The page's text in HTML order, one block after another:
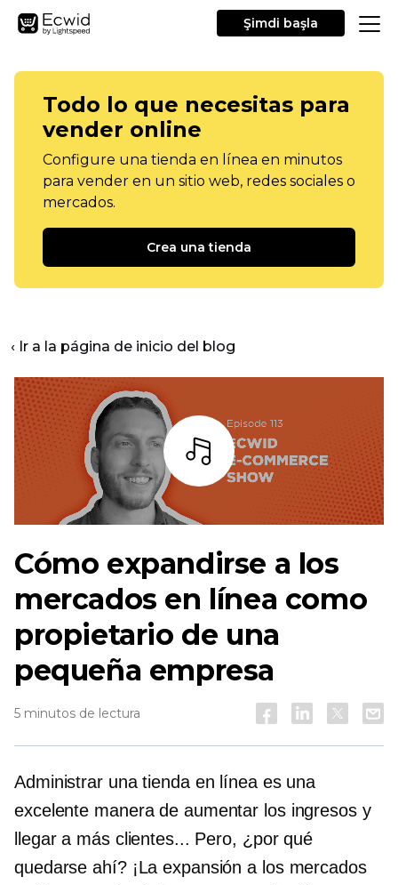
Şimdi başla
Todo lo que necesitas para
vender online
Configure una tienda en línea en minutos
para vender en un sitio web, redes sociales o
mercados.
Crea una tienda
‹ Ir a la página de inicio del blog
Escuchar
Cómo expandirse a los
mercados en línea como
propietario de una
pequeña empresa
5 minutos de lectura
Administrar una tienda en línea es una
excelente manera de aumentar los ingresos y
llegar a más clientes... Pero, ¿por qué
quedarse ahí? ¡La expansión a los mercados